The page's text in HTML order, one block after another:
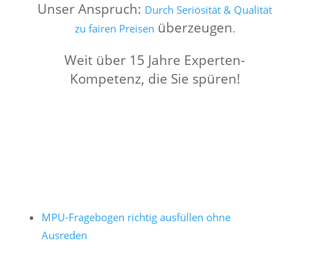
Unser Anspruch: Durch Seriösität & Qualität
zu fairen Preisen überzeugen.
Weit über 15 Jahre Experten-
Kompetenz, die Sie spüren!
MPU-Fragebogen richtig ausfüllen ohne
Ausreden